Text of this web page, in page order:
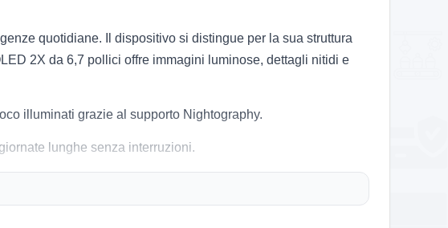
quotidiane. Il dispositivo si distingue per la sua struttura
2X da 6,7 pollici offre immagini luminose, dettagli nitidi e
illuminati grazie al supporto Nightography.
lunghe senza interruzioni.